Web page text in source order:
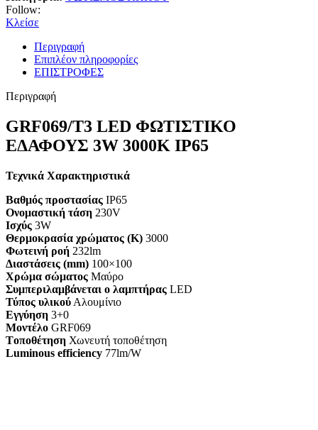
Follow:
Κλείσε
Περιγραφή
Επιπλέον πληροφορίες
ΕΠΙΣΤΡΟΦΕΣ
Περιγραφή
GRF069/T3 LED ΦΩΤΙΣΤΙΚΟ
ΕΔΑΦΟΥΣ 3W 3000K IP65
Τεχνικά Χαρακτηριστικά
Βαθμός προστασίας IP65
Ονομαστική τάση 230V
Ισχύς 3W
Θερμοκρασία χρώματος (K) 3000
Φωτεινή ροή 232lm
Διαστάσεις (mm) 100×100
Χρώμα σώματος Μαύρο
Συμπεριλαμβάνεται ο λαμπτήρας LED
Τύπος υλικού Αλουμίνιο
Εγγύηση 3+0
Mοντέλο GRF069
Tοποθέτηση Χωνευτή τοποθέτηση
Luminous efficiency 77lm/W